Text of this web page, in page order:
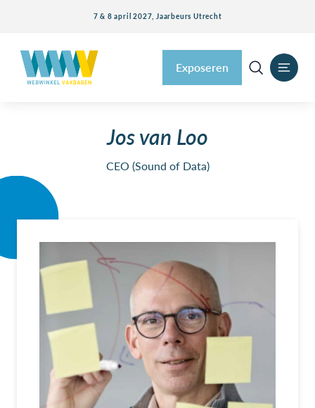
7 & 8 april 2027, Jaarbeurs Utrecht
Exposeren
Jos van Loo
CEO (Sound of Data)